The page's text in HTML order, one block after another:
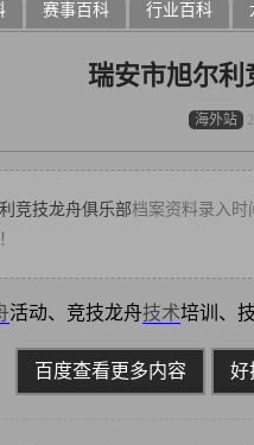
赛事百科 行业百科
瑞安市旭尔利
海外站
竞技龙舟俱乐部档案资料录入时
活动、竞技龙舟技术培训、
百度查看更多内容 好